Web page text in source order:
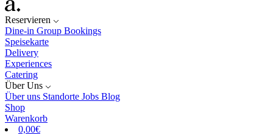
Reservieren
Dine-in Group Bookings
Speisekarte
Delivery
Experiences
Catering
Über Uns
Über uns Standorte Jobs Blog
Shop
Warenkorb
0,00€